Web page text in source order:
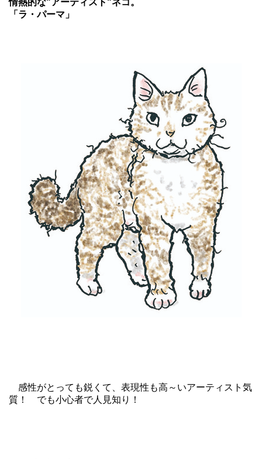
情熱的な"アーティスト"ネコ。
「ラ・パーマ」
感性がとっても鋭くて、表現性も高～いアーティスト気
質！ でも小心者で人見知り！